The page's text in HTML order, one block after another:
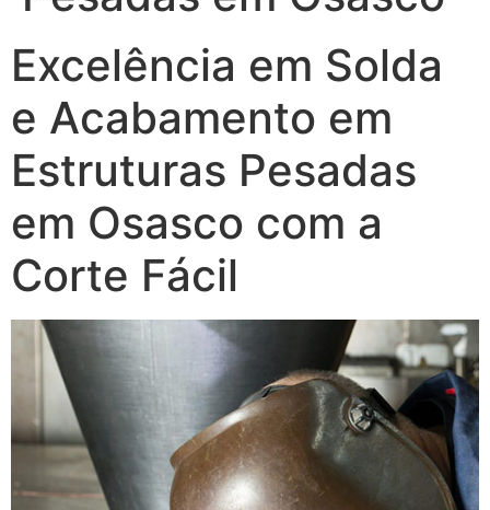
Excelência em Solda
e Acabamento em
Estruturas Pesadas
em Osasco com a
Corte Fácil